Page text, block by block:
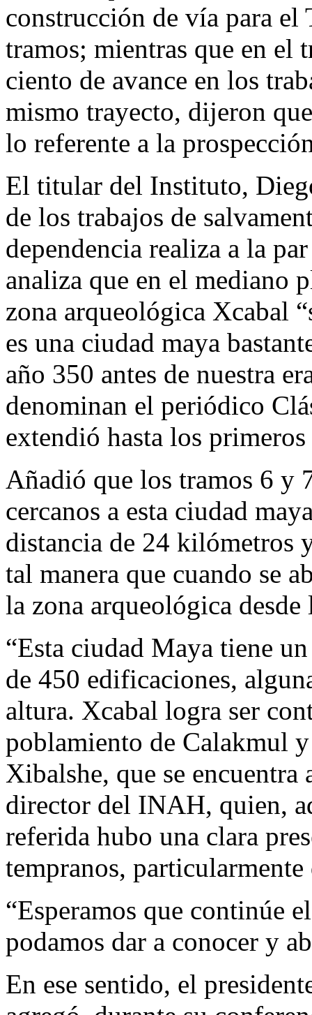
construcción de vía para el
tramos; mientras que en el
ciento de avance en los
mismo trayecto, dijeron
lo referente a la
El titular del Instituto,
de los trabajos de
dependencia realiza a la
analiza que en el mediano
zona arqueológica Xcabal
es una ciudad maya
año 350 antes de nuestra
denominan el periódico
extendió hasta los
Añadió que los tramos 6 y
cercanos a esta ciudad
distancia de 24 kilómetros
tal manera que cuando se
la zona arqueológica desde
“Esta ciudad Maya tiene
de 450 edificaciones,
altura. Xcabal logra ser
poblamiento de Calakmul
Xibalshe, que se
director del INAH, quien,
referida hubo una clara
tempranos, particularmente
“Esperamos que continúe
podamos dar a conocer y
En ese sentido, el